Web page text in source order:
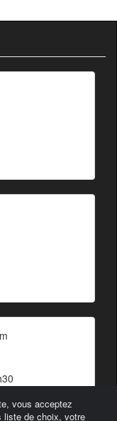
vous acceptez
liste de choix, votre